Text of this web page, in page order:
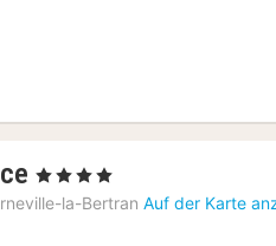
1
Nacht
, 4 Sterne
la-Bertran Auf der Karte